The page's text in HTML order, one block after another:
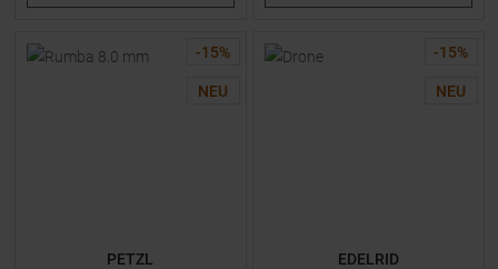
-15%
NEU
PETZL
-15%
NEU
EDELRID